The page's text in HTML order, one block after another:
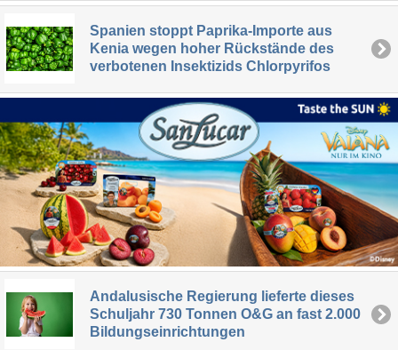
Spanien stoppt Paprika-Importe aus
Kenia wegen hoher Rückstände des
verbotenen Insektizids Chlorpyrifos
Andalusische Regierung lieferte dieses
Schuljahr 730 Tonnen O&G an fast 2.000
Bildungseinrichtungen